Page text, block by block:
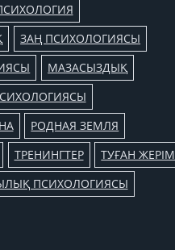
ЗАҢ ПСИХОЛОГИЯСЫ
МАЗАСЫЗДЫҚ
РОДНАЯ ЗЕМЛЯ
ТРЕНИНГТЕР
ТУҒАН ЖЕРІМ
ПСИХОЛОГИЯСЫ